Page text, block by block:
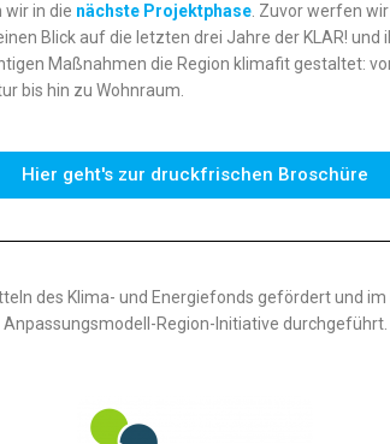
wir in die nächste Projektphase . Zuvor werfen
Blick auf die letzten drei Jahre der KLAR! und
Maßnahmen die Region klimafit gestaltet:
bis hin zu Wohnraum.
Hier geht's zur druckfrischen Broschüre
des Klima- und Energiefonds gefördert und
Anpassungsmodell-Region-Initiative durchgeführt.